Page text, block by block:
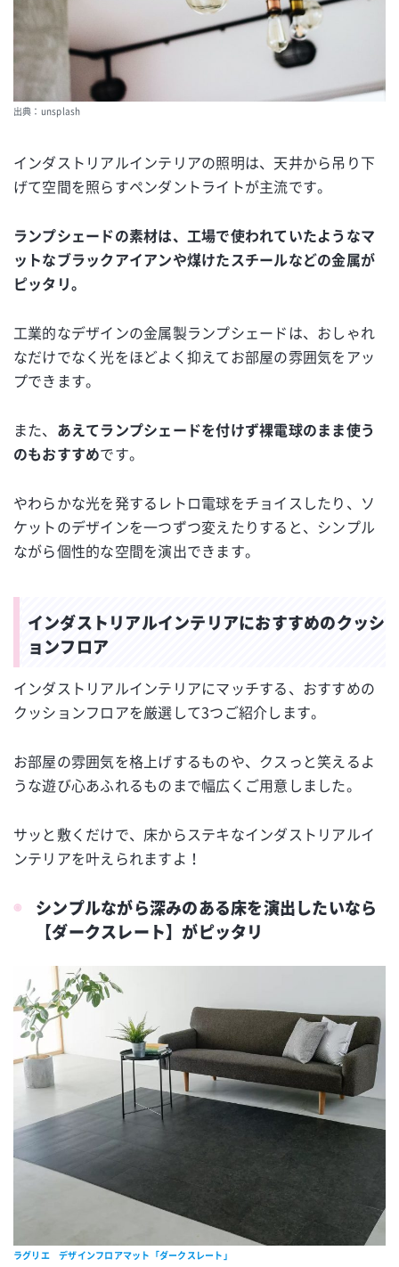
出典：unsplash
インダストリアルインテリアの照明は、天井から吊り下
げて空間を照らすペンダントライトが主流です。
ランプシェードの素材は、工場で使われていたようなマ
ットなブラックアイアンや煤けたスチールなどの金属が
ピッタリ。
工業的なデザインの金属製ランプシェードは、おしゃれ
なだけでなく光をほどよく抑えてお部屋の雰囲気をアッ
プできます。
また、 あえてランプシェードを付けず裸電球のまま使う
のもおすすめです。
やわらかな光を発するレトロ電球をチョイスしたり、ソ
ケットのデザインを一つずつ変えたりすると、シンプル
ながら個性的な空間を演出できます。
インダストリアルインテリアにおすすめのクッシ
ョンフロア
インダストリアルインテリアにマッチする、おすすめの
クッションフロアを厳選して3つご紹介します。
お部屋の雰囲気を格上げするものや、クスっと笑えるよ
うな遊び心あふれるものまで幅広くご用意しました。
サッと敷くだけで、床からステキなインダストリアルイ
ンテリアを叶えられますよ！
シンプルながら深みのある床を演出したいなら
【ダークスレート】がピッタリ
ラグリエ デザインフロアマット「ダークスレート」